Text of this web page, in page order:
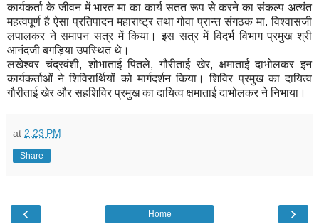
कार्यकर्ता के जीवन में भारत मा का कार्य सतत रूप से करने का संकल्प अत्यंत
महत्वपूर्ण है ऐसा प्रतिपादन महाराष्ट्र तथा गोवा प्रान्त संगठक मा. विश्वासजी
लपालकर ने समापन सत्र में किया। इस सत्र में विदर्भ विभाग प्रमुख श्री
आनंदजी बगड़िया उपस्थित थे।
लखेश्वर चंद्रवंशी, शोभाताई पितले, गौरीताई खेर, क्षमाताई दाभोलकर इन
कार्यकर्ताओं ने शिविरार्थियों को मार्गदर्शन किया। शिविर प्रमुख का दायित्व
गौरीताई खेर और सहशिविर प्रमुख का दायित्व क्षमाताई दाभोलकर ने निभाया।
at 2:23 PM
Share
‹ ›
Home